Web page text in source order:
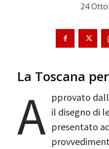
24
La Toscana
A pprovato
il disegno di
presentato